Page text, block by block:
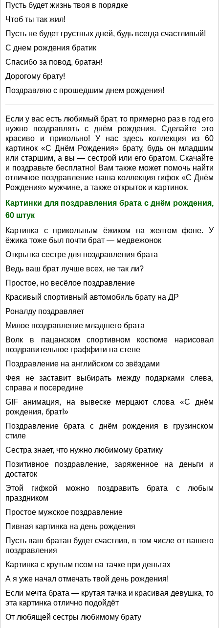
Пусть будет жизнь твоя в порядке
Чтоб ты так жил!
Пусть не будет грустных дней, будь всегда счастливый!
С днем рождения братик
Спасибо за повод, братан!
Дорогому брату!
Поздравляю с прошедшим днем рождения!
Если у вас есть любимый брат, то примерно раз в год его
нужно поздравлять с днём рождения. Сделайте это
красиво и прикольно! У нас здесь коллекция из 60
картинок «С Днём Рождения» брату, будь он младшим
или старшим, а вы — сестрой или его братом. Скачайте
и поздравьте бесплатно! Вам также может помочь найти
отличное поздравление наша коллекция гифок «С Днём
Рождения» мужчине, а также открыток и картинок.
Картинки для поздравления брата с днём рождения,
60 штук
Картинка с прикольным ёжиком на желтом фоне. У
ёжика тоже был почти брат — медвежонок
Открытка сестре для поздравления брата
Ведь ваш брат лучше всех, не так ли?
Простое, но весёлое поздравление
Красивый спортивный автомобиль брату на ДР
Роналду поздравляет
Милое поздравление младшего брата
Волк в пацанском спортивном костюме нарисовал
поздравительное граффити на стене
Поздравление на английском со звёздами
Фея не заставит выбирать между подарками слева,
справа и посередине
GIF анимация, на вывеске мерцают слова «С днём
рождения, брат!»
Поздравление брата с днём рождения в грузинском
стиле
Сестра знает, что нужно любимому братику
Позитивное поздравление, заряженное на деньги и
достаток
Этой гифкой можно поздравить брата с любым
праздником
Простое мужское поздравление
Пивная картинка на день рождения
Пусть ваш братан будет счастлив, в том числе от вашего
поздравления
Картинка с крутым псом на тачке при деньгах
А я уже начал отмечать твой день рождения!
Если мечта брата — крутая тачка и красивая девушка, то
эта картинка отлично подойдёт
От любящей сестры любимому брату